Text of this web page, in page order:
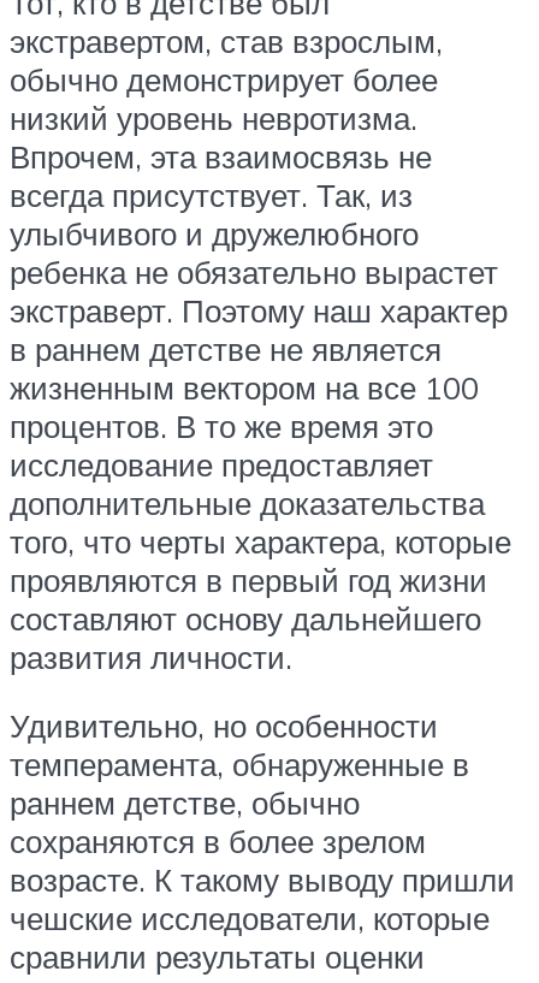
экстравертом, став взрослым,
обычно демонстрирует более
низкий уровень невротизма.
Впрочем, эта взаимосвязь не
всегда присутствует. Так, из
улыбчивого и дружелюбного
ребенка не обязательно вырастет
экстраверт. Поэтому наш характер
в раннем детстве не является
жизненным вектором на все 100
процентов. В то же время это
исследование предоставляет
дополнительные доказательства
того, что черты характера, которые
проявляются в первый год жизни
составляют основу дальнейшего
развития личности.
Удивительно, но особенности
темперамента, обнаруженные в
раннем детстве, обычно
сохраняются в более зрелом
возрасте. К такому выводу пришли
чешские исследователи, которые
сравнили результаты оценки